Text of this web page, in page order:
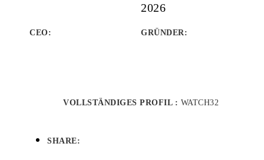
2026
CEO: GRÜNDER:
VOLLSTÄNDIGES PROFIL : WATCH32
SHARE: